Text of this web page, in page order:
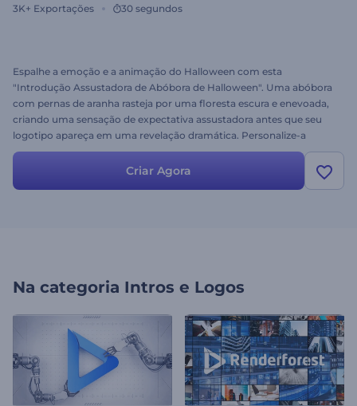
3K+ Exportações 30 segundos
Espalhe a emoção e a animação do Halloween com esta
"Introdução Assustadora de Abóbora de Halloween". Uma abóbora
com pernas de aranha rasteja por uma floresta escura e enevoada,
criando uma sensação de expectativa assustadora antes que seu
logotipo apareça em uma revelação dramática. Personalize-a
facilmente com seu logotipo, desejos de Natal e uma trilha sonora
assustadora. Perfeito para vídeos de felicitações natalinas, convites
para festas, aberturas assustadoras e outros conteúdos com
Criar Agora
Na categoria Intros e Logos